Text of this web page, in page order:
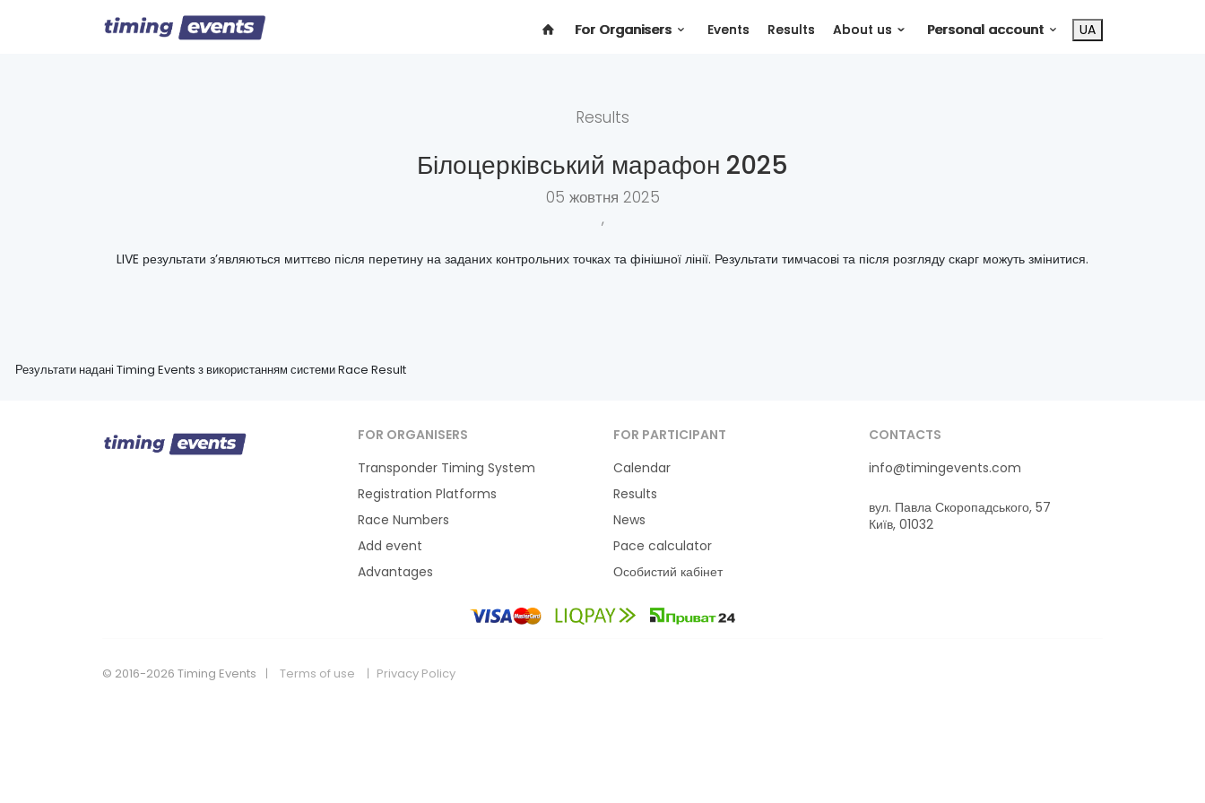
For Organisers Events Results About us Personal account UA
Results
Білоцерківський марафон 2025
05 жовтня 2025
,
LIVE результати з’являються миттєво після перетину на заданих контрольних точках та фінішної лінії. Результати тимчасові та після розгляду скарг можуть змінитися.
Результати надані Timing Events з використанням системи Race Result
FOR ORGANISERS
Transponder Timing System
Registration Platforms
Race Numbers
Add event
Advantages
FOR PARTICIPANT
Calendar
Results
News
Pace calculator
Особистий кабінет
CONTACTS
info@timingevents.com
вул. Павла Скоропадського, 57
Київ, 01032
© 2016-2026 Timing Events Terms of use Privacy Policy